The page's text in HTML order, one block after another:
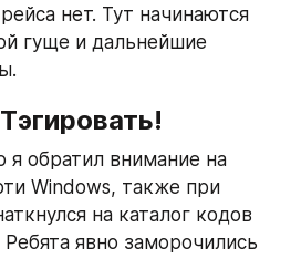
нет. Тут начинаются
гуще и дальнейшие
я обратил внимание на
Windows, также при
на каталог кодов
явно заморочились